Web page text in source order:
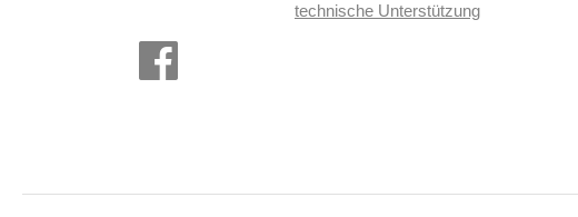
technische Unterstützung